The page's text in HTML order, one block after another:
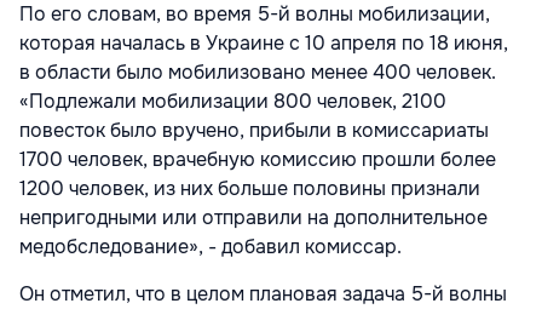
По его словам, во время 5-й волны мобилизации,
которая началась в Украине с 10 апреля по 18 июня,
в области было мобилизовано менее 400 человек.
«Подлежали мобилизации 800 человек, 2100
повесток было вручено, прибыли в комиссариаты
1700 человек, врачебную комиссию прошли более
1200 человек, из них больше половины признали
непригодными или отправили на дополнительное
медобследование», - добавил комиссар.
Он отметил, что в целом плановая задача 5-й волны